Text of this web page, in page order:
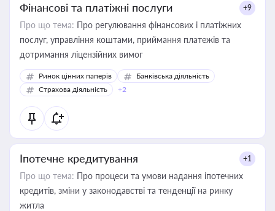
Фінансові та платіжні послуги +9
Про що тема: Про регулювання фінансових і платіжних
послуг, управління коштами, приймання платежів та
дотримання ліцензійних вимог
Ринок цінних паперів
Банківська діяльність
Страхова діяльність
+2
Іпотечне кредитування +1
Про що тема: Про процеси та умови надання іпотечних
кредитів, зміни у законодавстві та тенденції на ринку
житла